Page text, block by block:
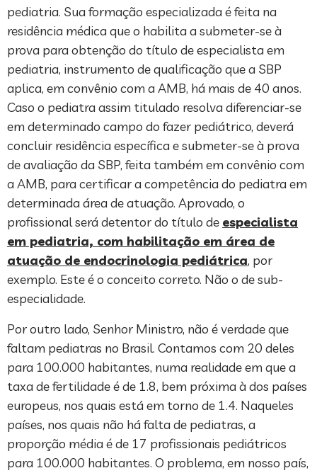
pediatria. Sua formação especializada é feita na
residência médica que o habilita a submeter-se à
prova para obtenção do título de especialista em
pediatria, instrumento de qualificação que a SBP
aplica, em convênio com a AMB, há mais de 40 anos.
Caso o pediatra assim titulado resolva diferenciar-se
em determinado campo do fazer pediátrico, deverá
concluir residência específica e submeter-se à prova
de avaliação da SBP, feita também em convênio com
a AMB, para certificar a competência do pediatra em
determinada área de atuação. Aprovado, o
profissional será detentor do título de especialista
em pediatria, com habilitação em área de
atuação de endocrinologia pediátrica, por
exemplo. Este é o conceito correto. Não o de sub-
especialidade.
Por outro lado, Senhor Ministro, não é verdade que
faltam pediatras no Brasil. Contamos com 20 deles
para 100.000 habitantes, numa realidade em que a
taxa de fertilidade é de 1.8, bem próxima à dos países
europeus, nos quais está em torno de 1.4. Naqueles
países, nos quais não há falta de pediatras, a
proporção média é de 17 profissionais pediátricos
para 100.000 habitantes. O problema, em nosso país,